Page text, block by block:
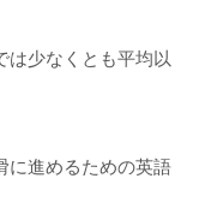
は少なくとも平均以
に進めるための英語